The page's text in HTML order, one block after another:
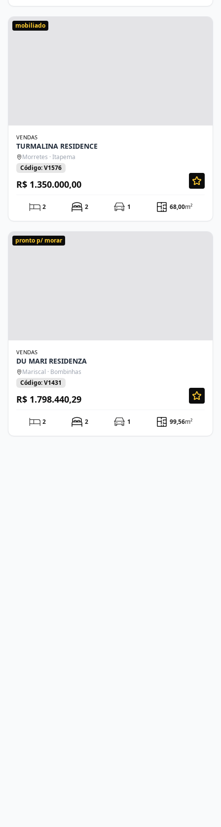
mobiliado
VENDAS
TURMALINA RESIDENCE
Morretes · Itapema
Código: V1576
R$ 1.350.000,00
2 2 1 68,00m²
pronto p/ morar
VENDAS
DU MARI RESIDENZA
Mariscal · Bombinhas
Código: V1431
R$ 1.798.440,29
2 2 1 99,56m²